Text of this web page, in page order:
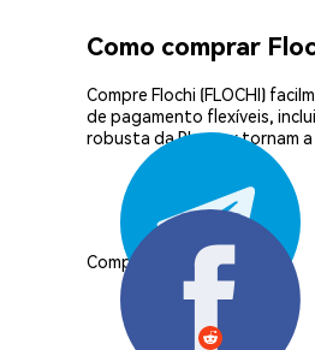
Como comprar
Compre Flochi (FLOCHI)
de pagamento flexíveis,
robusta da Phemex tornam
Compartilhar: